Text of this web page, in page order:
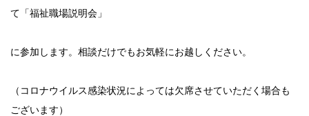
て「福祉職場説明会」
に参加します。相談だけでもお気軽にお越しください。
（コロナウイルス感染状況によっては欠席させていただく場合も
ございます）